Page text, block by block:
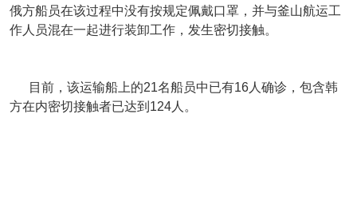
俄方船员在该过程中没有按规定佩戴口罩，并与釜山航运工
作人员混在一起进行装卸工作，发生密切接触。
目前，该运输船上的21名船员中已有16人确诊，包含韩
方在内密切接触者已达到124人。